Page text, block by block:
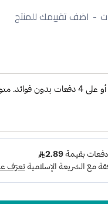
- اضف تقييمك للمنتج